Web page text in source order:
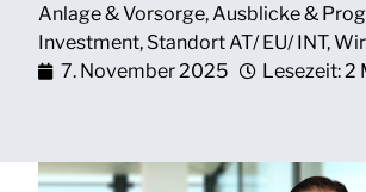
Anlage & Vorsorge,Ausblicke &
Investment, Standort AT/ EU/ INT,
7. November 2025
Lesezeit: 2